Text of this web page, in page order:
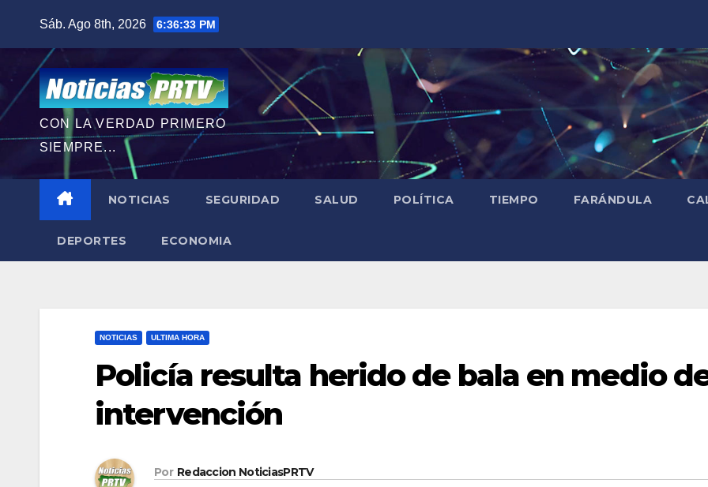
contenido
Sáb. Ago 8th, 2026 6:36:35 PM
CON LA VERDAD PRIMERO
SIEMPRE...
NOTICIAS SEGURIDAD SALUD POLÍTICA TIEMPO FARÁNDULA
DEPORTES ECONOMIA
NOTICIAS ULTIMA HORA
Policía resulta herido de bala en medio
intervención
Por Redaccion NoticiasPRTV